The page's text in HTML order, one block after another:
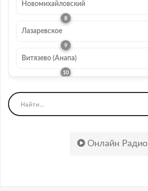
Новомихайловский
Лазаревское
Витязево (Анапа)
Онлайн Радио